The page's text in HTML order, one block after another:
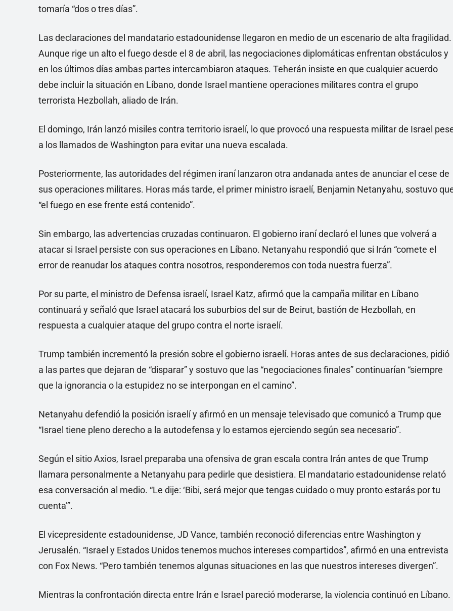
tomaría “dos o tres días”.
Las declaraciones del mandatario estadounidense llegaron en medio de un escenario de alta fragilidad.
Aunque rige un alto el fuego desde el 8 de abril, las negociaciones diplomáticas enfrentan obstáculos y
en los últimos días ambas partes intercambiaron ataques. Teherán insiste en que cualquier acuerdo
debe incluir la situación en Líbano, donde Israel mantiene operaciones militares contra el grupo
terrorista Hezbollah, aliado de Irán.
El domingo, Irán lanzó misiles contra territorio israelí, lo que provocó una respuesta militar de Israel
a los llamados de Washington para evitar una nueva escalada.
Posteriormente, las autoridades del régimen iraní lanzaron otra andanada antes de anunciar el cese de
sus operaciones militares. Horas más tarde, el primer ministro israelí, Benjamin Netanyahu, sostuvo
“el fuego en ese frente está contenido”.
Sin embargo, las advertencias cruzadas continuaron. El gobierno iraní declaró el lunes que volverá a
atacar si Israel persiste con sus operaciones en Líbano. Netanyahu respondió que si Irán “comete el
error de reanudar los ataques contra nosotros, responderemos con toda nuestra fuerza”.
Por su parte, el ministro de Defensa israelí, Israel Katz, afirmó que la campaña militar en Líbano
continuará y señaló que Israel atacará los suburbios del sur de Beirut, bastión de Hezbollah, en
respuesta a cualquier ataque del grupo contra el norte israelí.
Trump también incrementó la presión sobre el gobierno israelí. Horas antes de sus declaraciones, pidió
a las partes que dejaran de “disparar” y sostuvo que las “negociaciones finales” continuarían “siempre
que la ignorancia o la estupidez no se interpongan en el camino”.
Netanyahu defendió la posición israelí y afirmó en un mensaje televisado que comunicó a Trump que
“Israel tiene pleno derecho a la autodefensa y lo estamos ejerciendo según sea necesario”.
Según el sitio Axios, Israel preparaba una ofensiva de gran escala contra Irán antes de que Trump
llamara personalmente a Netanyahu para pedirle que desistiera. El mandatario estadounidense relató
esa conversación al medio. “Le dije: ‘Bibi, será mejor que tengas cuidado o muy pronto estarás por tu
cuenta’”.
El vicepresidente estadounidense, JD Vance, también reconoció diferencias entre Washington y
Jerusalén. “Israel y Estados Unidos tenemos muchos intereses compartidos”, afirmó en una entrevista
con Fox News. “Pero también tenemos algunas situaciones en las que nuestros intereses divergen”.
Mientras la confrontación directa entre Irán e Israel pareció moderarse, la violencia continuó en Líbano.